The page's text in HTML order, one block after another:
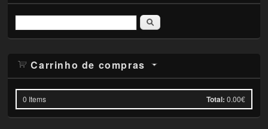
Pesquisar
Carrinho de compras
0 Items Total: 0.00€